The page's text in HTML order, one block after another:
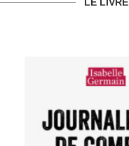
LE LIVRE